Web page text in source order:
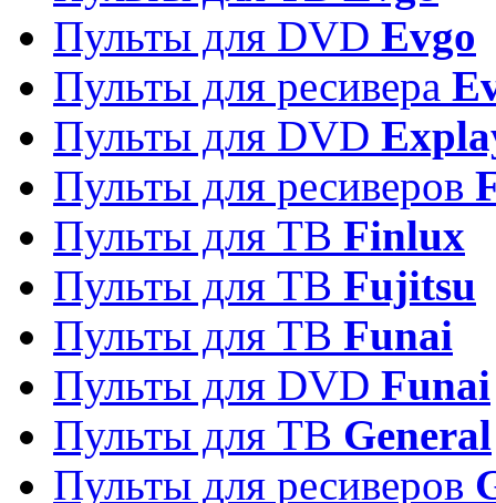
Пульты для DVD Evgo
Пульты для ресивера
Пульты для DVD
Пульты для ресиверов
Пульты для ТВ Finlux
Пульты для ТВ Fujitsu
Пульты для ТВ Funai
Пульты для DVD Funai
Пульты для ТВ General
Пульты для ресиверов